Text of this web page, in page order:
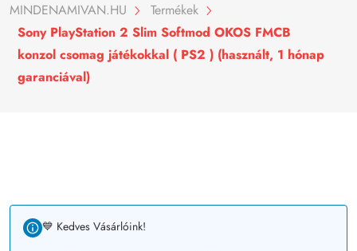
MINDENAMIVAN.HU
Termékek
Sony PlayStation 2 Slim Softmod OKOS FMCB
konzol csomag játékokkal ( PS2 ) (használt, 1 hónap
garanciával)
💙 Kedves Vásárlóink!